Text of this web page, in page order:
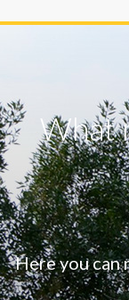
What
Here you can